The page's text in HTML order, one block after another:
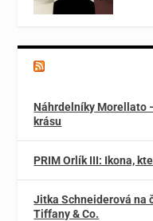
Náhrdelníky Morellato
krásu
PRIM Orlík III: Ikona,
Jitka Schneiderová na
Tiffany & Co.